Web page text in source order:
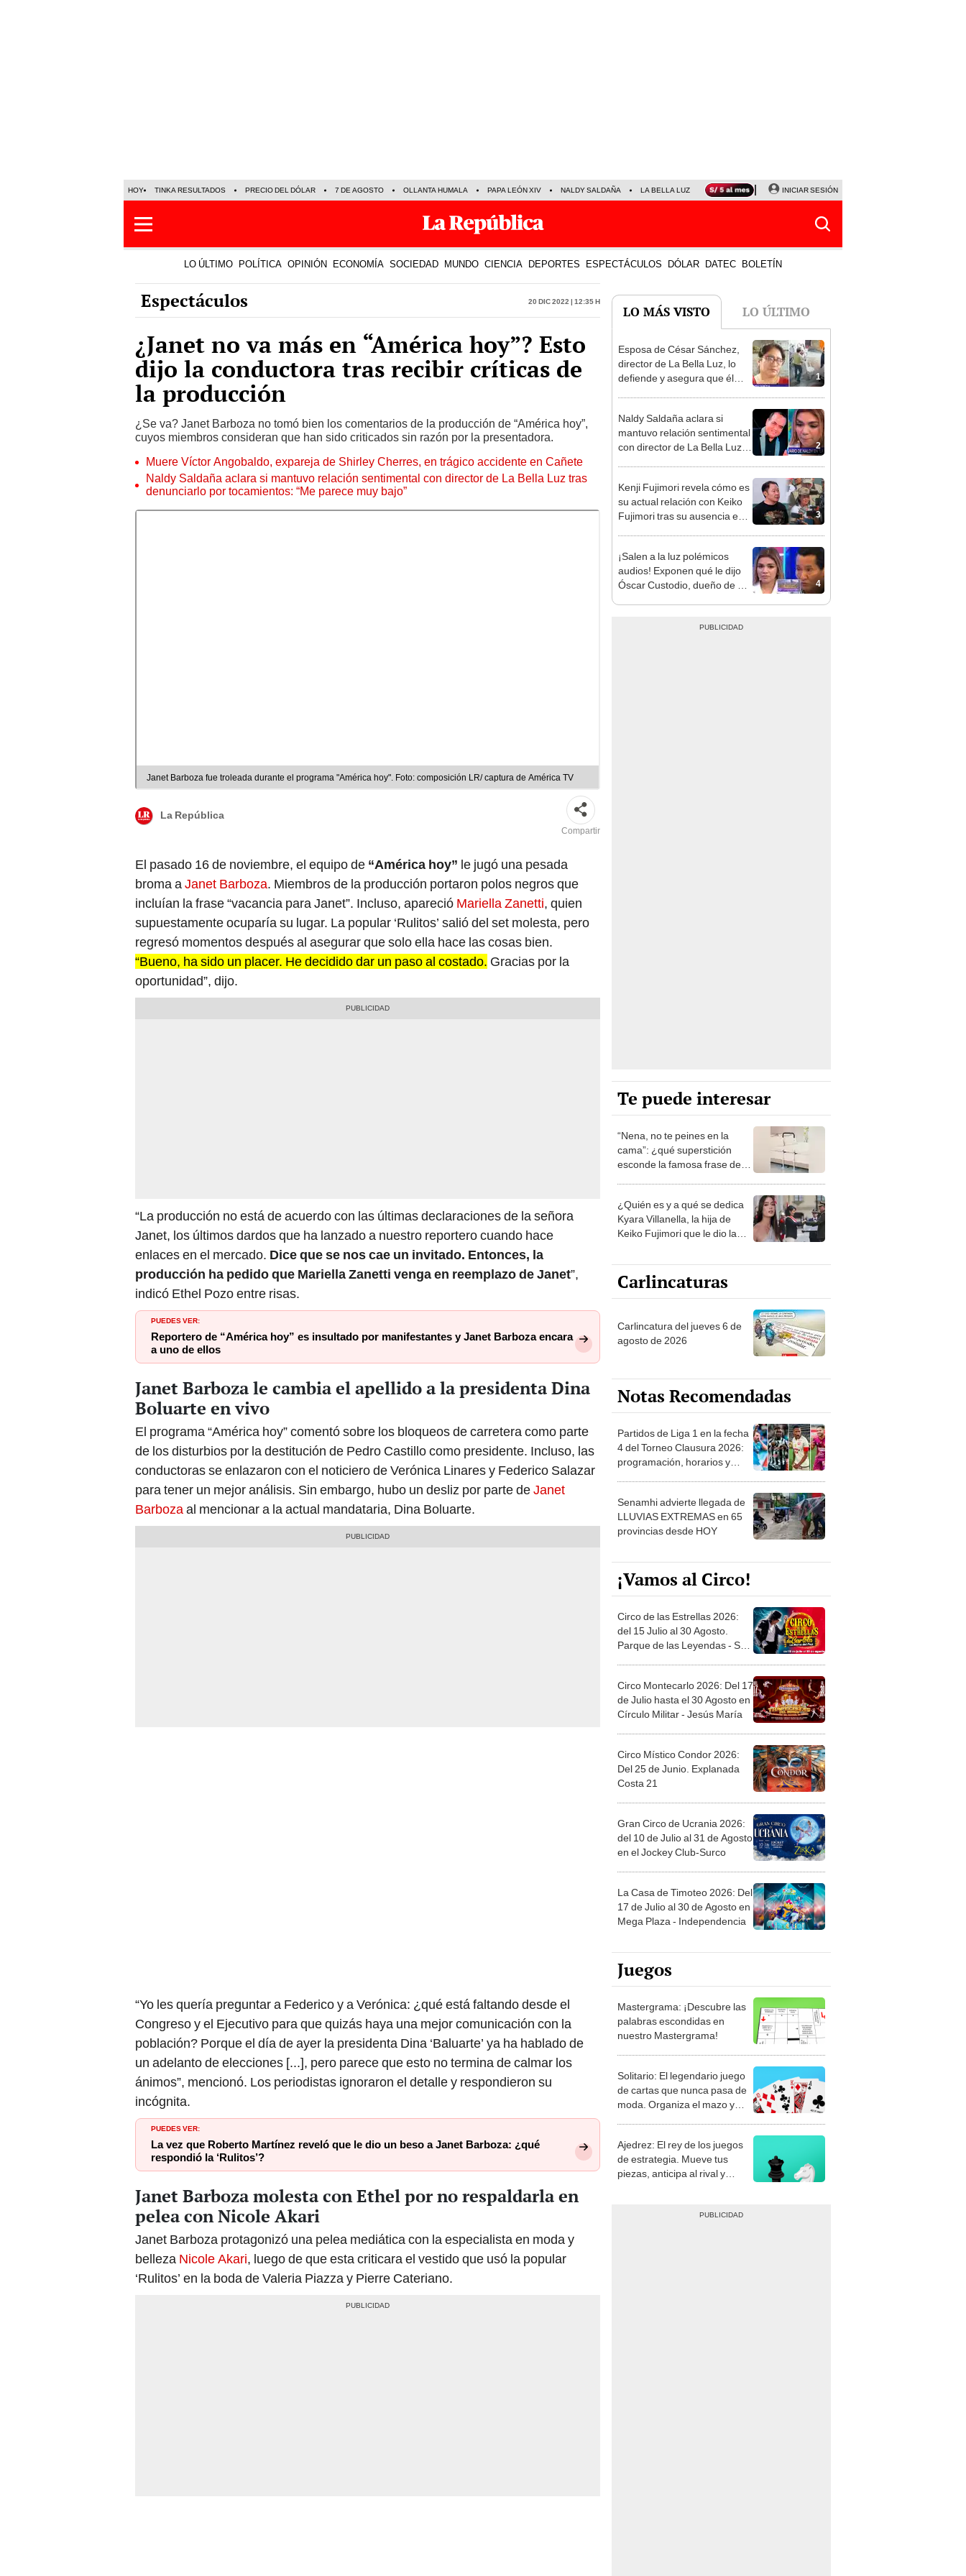
HOY TINKA RESULTADOS PRECIO DEL DÓLAR 7 DE AGOSTO OLLANTA HUMALA PAPA LEÓN XIV NALDY SALDAÑA LA BELLA LUZ MAGALY MEDINA SINUANO RESULTADOS HOY
INICIAR SESIÓN
LO ÚLTIMO POLÍTICA OPINIÓN ECONOMÍA SOCIEDAD MUNDO CIENCIA DEPORTES ESPECTÁCULOS DÓLAR DATEC BOLETÍN
Espectáculos 20 Dic 2022 | 12:35 h
¿Janet no va más en “América hoy”? Esto
dijo la conductora tras recibir críticas de
la producción
¿Se va? Janet Barboza no tomó bien los comentarios de la producción de “América hoy”,
cuyos miembros consideran que han sido criticados sin razón por la presentadora.
Muere Víctor Angobaldo, expareja de Shirley Cherres, en trágico accidente en Cañete
Naldy Saldaña aclara si mantuvo relación sentimental con director de La Bella Luz tras
denunciarlo por tocamientos: “Me parece muy bajo”
Janet Barboza fue troleada durante el programa "América hoy". Foto: composición LR/ captura de América TV
La República
Compartir
El pasado 16 de noviembre, el equipo de “América hoy” le jugó una pesada
broma a Janet Barboza. Miembros de la producción portaron polos negros que
incluían la frase “vacancia para Janet”. Incluso, apareció Mariella Zanetti, quien
supuestamente ocuparía su lugar. La popular ‘Rulitos’ salió del set molesta, pero
regresó momentos después al asegurar que solo ella hace las cosas bien.
“Bueno, ha sido un placer. He decidido dar un paso al costado. Gracias por la
oportunidad”, dijo.
“La producción no está de acuerdo con las últimas declaraciones de la señora
Janet, los últimos dardos que ha lanzado a nuestro reportero cuando hace
enlaces en el mercado. Dice que se nos cae un invitado. Entonces, la
producción ha pedido que Mariella Zanetti venga en reemplazo de Janet”,
indicó Ethel Pozo entre risas.
PUEDES VER:
Reportero de “América hoy” es insultado por manifestantes y Janet Barboza encara
a uno de ellos
Janet Barboza le cambia el apellido a la presidenta Dina
Boluarte en vivo
El programa “América hoy” comentó sobre los bloqueos de carretera como parte
de los disturbios por la destitución de Pedro Castillo como presidente. Incluso, las
conductoras se enlazaron con el noticiero de Verónica Linares y Federico Salazar
para tener un mejor análisis. Sin embargo, hubo un desliz por parte deJanet
Barbozaal mencionar a la actual mandataria, Dina Boluarte.
“Yo les quería preguntar a Federico y a Verónica: ¿qué está faltando desde el
Congreso y el Ejecutivo para que quizás haya una mejor comunicación con la
población? Porque el día de ayer la presidenta Dina ‘Baluarte’ ya ha hablado de
un adelanto de elecciones [...], pero parece que esto no termina de calmar los
ánimos”, mencionó. Los periodistas ignoraron el detalle y respondieron su
incógnita.
PUEDES VER:
La vez que Roberto Martínez reveló que le dio un beso a Janet Barboza: ¿qué
respondió la ‘Rulitos’?
Janet Barboza molesta con Ethel por no respaldarla en
pelea con Nicole Akari
Janet Barboza protagonizó una pelea mediática con la especialista en moda y
belleza Nicole Akari, luego de que esta criticara el vestido que usó la popular
‘Rulitos’ en la boda de Valeria Piazza y Pierre Cateriano.
LO MÁS VISTO LO ÚLTIMO
1
Esposa de César Sánchez,
director de La Bella Luz, lo
defiende y asegura que él
dos años"
2
Naldy Saldaña aclara si
mantuvo relación sentimental
con director de La Bella Luz
bajo”
3
Kenji Fujimori revela cómo es
su actual relación con Keiko
Fujimori tras su ausencia en
4
¡Salen a la luz polémicos
audios! Exponen qué le dijo
Óscar Custodio, dueño de La
Te puede interesar
“Nena, no te peines en la
cama”: ¿qué superstición
esconde la famosa frase de
¿Quién es y a qué se dedica
Kyara Villanella, la hija de
Keiko Fujimori que le dio la
Carlincaturas
Carlincatura del jueves 6 de
agosto de 2026
Notas Recomendadas
Partidos de Liga 1 en la fecha
4 del Torneo Clausura 2026:
programación, horarios y
Senamhi advierte llegada de
LLUVIAS EXTREMAS en 65
provincias desde HOY
¡Vamos al Circo!
Circo de las Estrellas 2026:
del 15 Julio al 30 Agosto.
Parque de las Leyendas - San
Circo Montecarlo 2026: Del 17
de Julio hasta el 30 Agosto en
Círculo Militar - Jesús María
Circo Místico Condor 2026:
Del 25 de Junio. Explanada
Costa 21
Gran Circo de Ucrania 2026:
del 10 de Julio al 31 de Agosto
en el Jockey Club-Surco
La Casa de Timoteo 2026: Del
17 de Julio al 30 de Agosto en
Mega Plaza - Independencia
Juegos
Mastergrama: ¡Descubre las
palabras escondidas en
nuestro Mastergrama!
Solitario: El legendario juego
de cartas que nunca pasa de
moda. Organiza el mazo y
Ajedrez: El rey de los juegos
de estrategia. Mueve tus
piezas, anticipa al rival y